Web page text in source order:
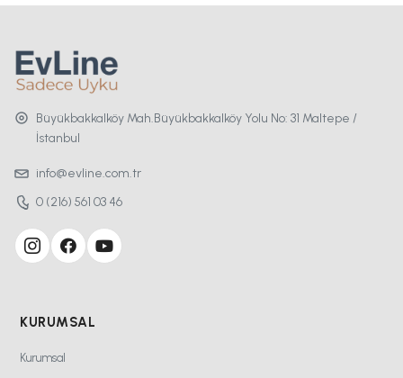
Büyükbakkalköy Mah.Büyükbakkalköy Yolu No: 31 Maltepe /
İstanbul
info@evline.com.tr
0 (216) 561 03 46
KURUMSAL
Kurumsal